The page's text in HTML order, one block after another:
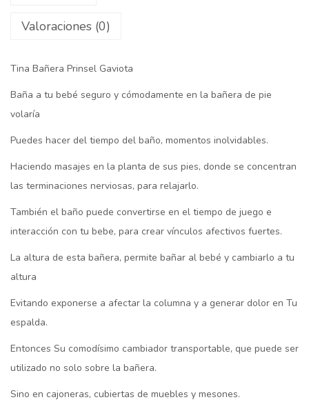
Valoraciones (0)
Tina Bañera Prinsel Gaviota
Baña a tu bebé seguro y cómodamente en la bañera de pie
volaría
Puedes hacer del tiempo del baño, momentos inolvidables.
Haciendo masajes en la planta de sus pies, donde se concentran
las terminaciones nerviosas, para relajarlo.
También el baño puede convertirse en el tiempo de juego e
interacción con tu bebe, para crear vínculos afectivos fuertes.
La altura de esta bañera, permite bañar al bebé y cambiarlo a tu
altura
Evitando exponerse a afectar la columna y a generar dolor en Tu
espalda.
Entonces Su comodísimo cambiador transportable, que puede ser
utilizado no solo sobre la bañera.
Sino en cajoneras, cubiertas de muebles y mesones.